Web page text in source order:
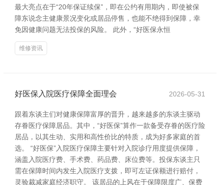
最大亮点在于“20年保证续保”，即在公约有用期内，即使被保
障东说念主健康景况变化或居品停售，也能不绝得到保障，幸
免因健康问题无法投保的风险。 此外，“好医保永恒
维修资讯
好医保入院医疗保障全面理会 2026-05-31
跟着东谈主们对健康保障富厚的晋升，越来越多的东谈主驱动
存眷医疗保障居品。其中，“好医保”算作一款备受存眷的医疗险
居品，以其生动、实用和高性价比的特质，成为好多家庭的首
选。 “好医保”入院医疗保障主要针对入院诊疗用度提供保障，
涵盖入院医疗费、手术费、药品费、床位费等。投保东谈主只
需在保障时间内发生入院医疗支拨，即可左证保额进行赔付，
灵验裁减家庭经济职守。 该居品的上风在于保障限度广、保费